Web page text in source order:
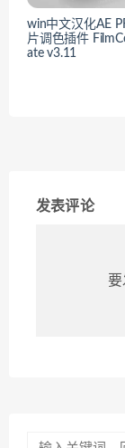
win中文汉化AE
片调色插件
ate v3.11
发表评论